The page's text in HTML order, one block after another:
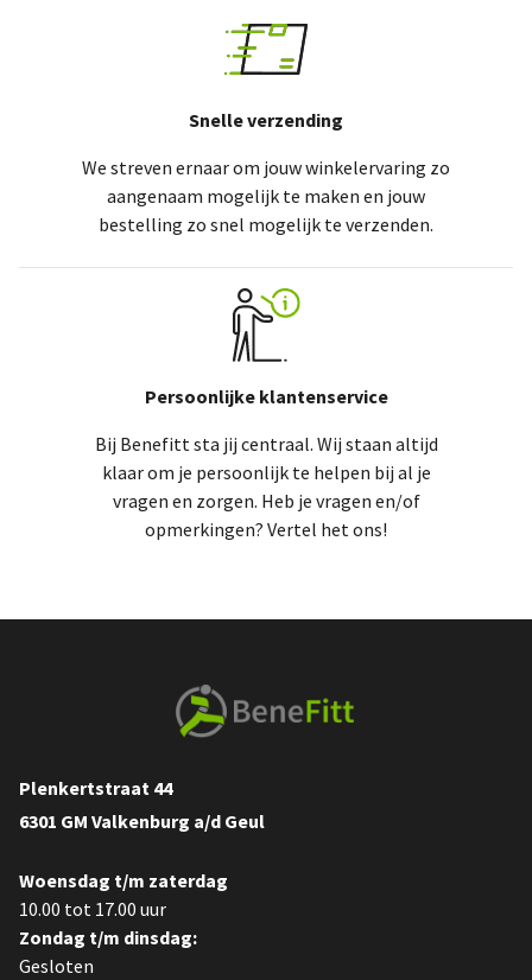
Snelle verzending
We streven ernaar om jouw winkelervaring zo
aangenaam mogelijk te maken en jouw
bestelling zo snel mogelijk te verzenden.
Persoonlijke klantenservice
Bij Benefitt sta jij centraal. Wij staan altijd
klaar om je persoonlijk te helpen bij al je
vragen en zorgen. Heb je vragen en/of
opmerkingen? Vertel het ons!
Plenkertstraat 44
6301 GM Valkenburg a/d Geul
Woensdag t/m zaterdag
10.00 tot 17.00 uur
Zondag t/m dinsdag:
Gesloten